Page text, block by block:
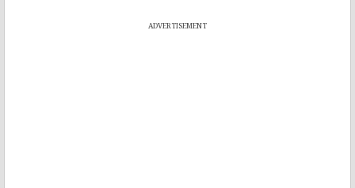
ADVERTISEMENT